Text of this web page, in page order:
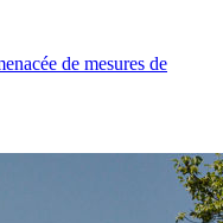
de mesures de